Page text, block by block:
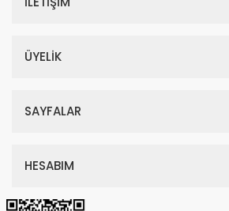
ÜYELİK
SAYFALAR
HESABIM